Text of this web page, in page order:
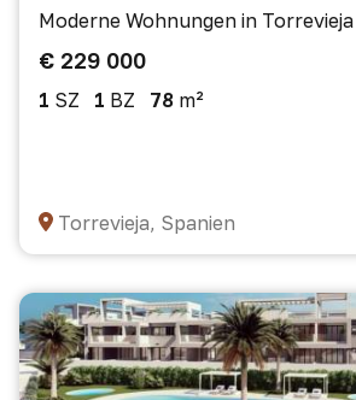
Moderne Wohnungen in Torrevieja
€ 229 000
1 SZ 1 BZ 78 m²
Torrevieja, Spanien